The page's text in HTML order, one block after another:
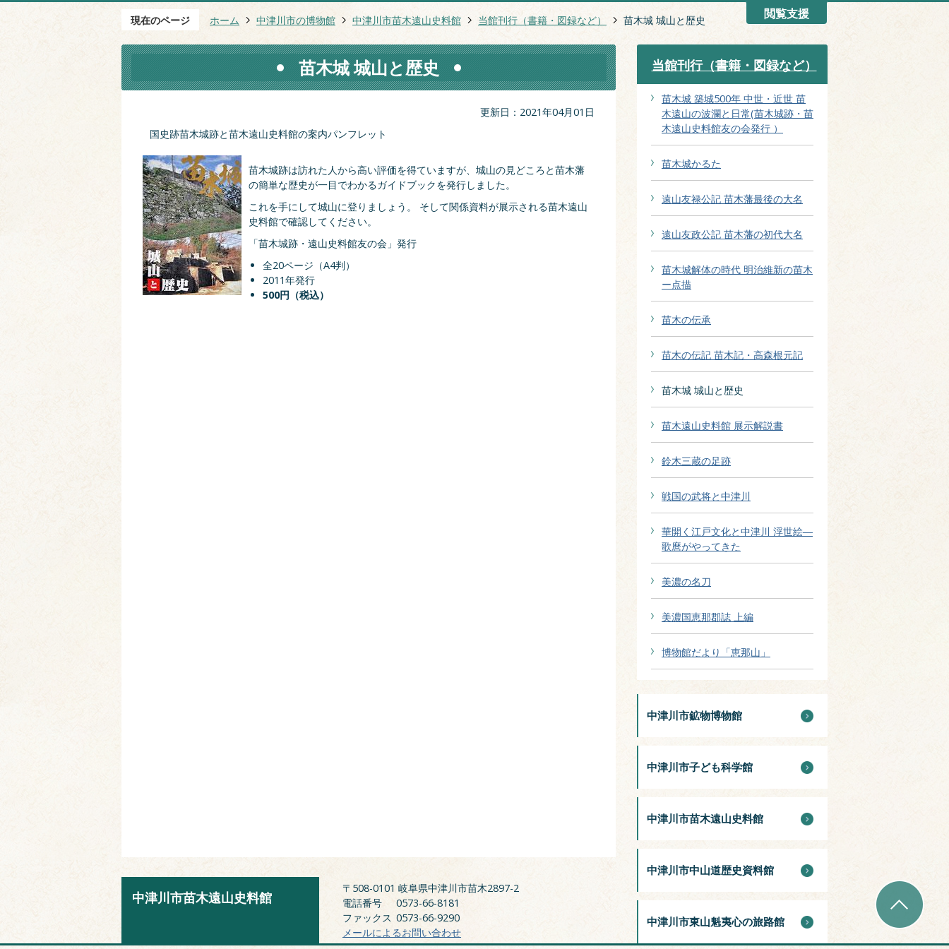
閲覧支援
現在のページ ホーム 中津川市の博物館 中津川市苗木遠山史料館 当館刊行（書籍・図録など） 苗木城 城山と歴史
苗木城 城山と歴史
更新日：2021年04月01日
国史跡苗木城跡と苗木遠山史料館の案内パンフレット
苗木城跡は訪れた人から高い評価を得ていますが、城山の見どころと苗木藩
の簡単な歴史が一目でわかるガイドブックを発行しました。
これを手にして城山に登りましょう。 そして関係資料が展示される苗木遠山
史料館で確認してください。
「苗木城跡・遠山史料館友の会」発行
全20ページ（A4判）
2011年発行
500円（税込）
中津川市苗木遠山史料館
〒508-0101 岐阜県中津川市苗木2897-2
電話番号
0573-66-8181
ファックス 0573-66-9290
メールによるお問い合わせ
当館刊行（書籍・図録など）
苗木城 築城500年 中世・近世 苗
木遠山の波瀾と日常(苗木城跡・苗
木遠山史料館友の会発行 ）
苗木城かるた
遠山友禄公記 苗木藩最後の大名
遠山友政公記 苗木藩の初代大名
苗木城解体の時代 明治維新の苗木
ー点描
苗木の伝承
苗木の伝記 苗木記・高森根元記
苗木城 城山と歴史
苗木遠山史料館 展示解説書
鈴木三蔵の足跡
戦国の武将と中津川
華開く江戸文化と中津川 浮世絵―
歌麿がやってきた
美濃の名刀
美濃国恵那郡誌 上編
博物館だより「恵那山」
中津川市鉱物博物館
中津川市子ども科学館
中津川市苗木遠山史料館
中津川市中山道歴史資料館
中津川市東山魁夷心の旅路館